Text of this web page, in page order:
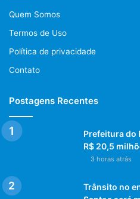
Quem Somos
Termos de Uso
Política de privacidade
Contato
Postagens Recentes
Prefeitura do
R$ 20,5
3 horas atrás
Trânsito no